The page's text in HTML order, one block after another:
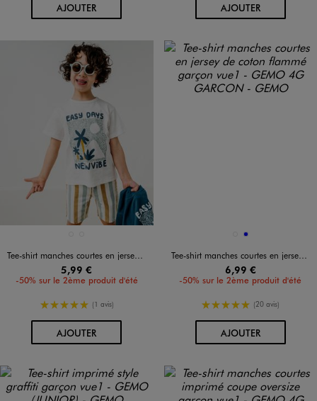
AJOUTERAU PANIER AJOUTERAU PANIER
Tee-shirt manches courtes en jersey de coton avec col côtelé garçon
5,99 €
-50% sur le 2ème produit d'été
5/5 de moyenne
(1 avis)
AJOUTERAU PANIER
Disponible en 2 coloris
BEIGE FONCE
BLEU
Tee-shirt manches courtes en jersey de coton flammé garçon
6,99 €
-50% sur le 2ème produit d'été
5/5 de moyenne
(20 avis)
AJOUTERAU PANIER